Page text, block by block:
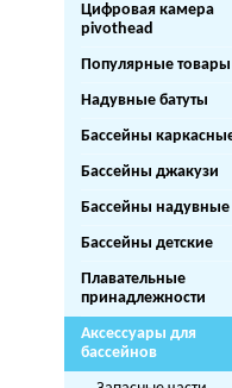
Цифровая камера
pivothead
Популярные товары
Надувные батуты
Бассейны
Бассейны джакузи
Бассейны надувные
Бассейны детские
Плавательные
принадлежности
Аксессуары для
бассейнов